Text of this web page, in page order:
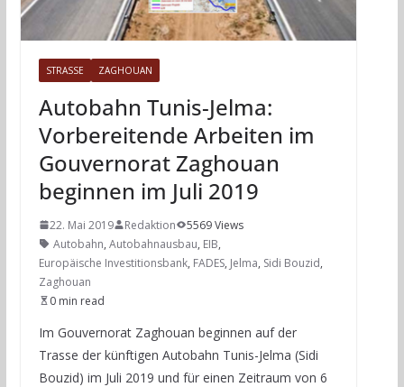
STRASSE ZAGHOUAN
Autobahn Tunis-Jelma:
Vorbereitende Arbeiten im
Gouvernorat Zaghouan
beginnen im Juli 2019
22. Mai 2019 Redaktion
5569 Views
Autobahn, Autobahnausbau, EIB,
Europäische Investitionsbank, FADES, Jelma, Sidi Bouzid,
Zaghouan
0 min read
Im Gouvernorat Zaghouan beginnen auf der
Trasse der künftigen Autobahn Tunis-Jelma (Sidi
Bouzid) im Juli 2019 und für einen Zeitraum von 6